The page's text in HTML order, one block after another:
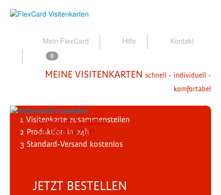
Mein FlexCard Hilfe Kontakt
0
MEINE VISITENKARTEN schnell - individuell -
komfortabel
So einfach bestellen
Sie bei FlexCard!
1 Visitenkarte zusammenstellen
2 Produktionin 24h
3 Standard-Versand kostenlos
JETZT BESTELLEN